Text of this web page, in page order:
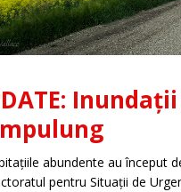
abundente au început
pentru Situații de